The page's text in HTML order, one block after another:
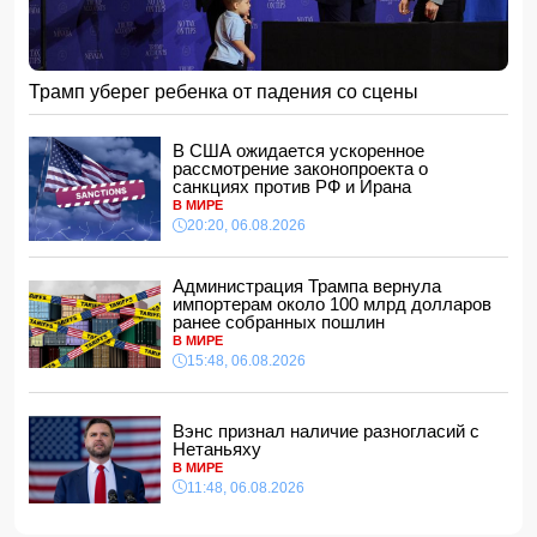
15:48, 06.08.2026
В Японии заявили о запуске КНДР баллистической
ракеты
15:28, 06.08.2026
За месяц пограничники задержали 330 разыскиваемых
лиц
15:08, 06.08.2026
Конфликт из-за бабушки: в Шамахинском районе пастух
избил жену
15:00, 06.08.2026
на Венере
14:48, 06.08.2026
В Баку 40-летний мужчина погиб, упав с балкона
14:40, 06.08.2026
Джейхун Байрамов: В случае необходимости мы будем
рады поставлять газ и дружественной Украине
14:34, 06.08.2026
За семь месяцев гражданам возвращено более 191 млн
манатов
14:28, 06.08.2026
Трамп уберег ребенка от падения со сцены
В США ожидается ускоренное
рассмотрение законопроекта о
санкциях против РФ и Ирана
В МИРЕ
20:20, 06.08.2026
Администрация Трампа вернула
импортерам около 100 млрд долларов
ранее собранных пошлин
В МИРЕ
15:48, 06.08.2026
Вэнс признал наличие разногласий с
Нетаньяху
В МИРЕ
11:48, 06.08.2026